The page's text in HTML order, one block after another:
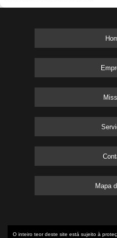
Mapa
O inteiro teor deste site está sujeito à